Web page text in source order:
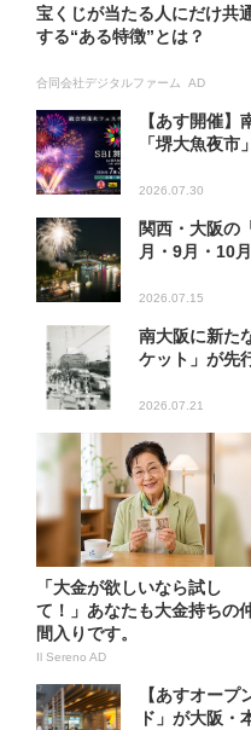
宝くじが当たる人にだけ共
する“ある特徴”とは？
合同会社デジタルファーム AD
【あす開催
「堺大魚夜
2026.07.30
関西・大阪の
月・9月・10
2026.07.15
南大阪に新た
ケット」が先
2026.07.21
「大金が欲しいなら試し
て！」あなたも大金持ちの
間入りです。
Il Sereno AD
【あすオー
ド」が大阪・